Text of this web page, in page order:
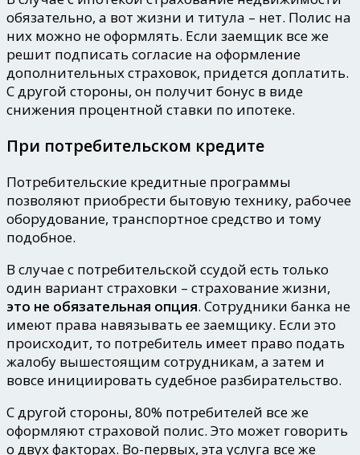
обязательно, а вот жизни и титула – нет. Полис на
них можно не оформлять. Если заемщик все же
решит подписать согласие на оформление
дополнительных страховок, придется доплатить.
С другой стороны, он получит бонус в виде
снижения процентной ставки по ипотеке.
При потребительском кредите
Потребительские кредитные программы
позволяют приобрести бытовую технику, рабочее
оборудование, транспортное средство и тому
подобное.
В случае с потребительской ссудой есть только
один вариант страховки – страхование жизни,
это не обязательная опция. Сотрудники банка не
имеют права навязывать ее заемщику. Если это
происходит, то потребитель имеет право подать
жалобу вышестоящим сотрудникам, а затем и
вовсе инициировать судебное разбирательство.
С другой стороны, 80% потребителей все же
оформляют страховой полис. Это может говорить
о двух факторах. Во-первых, эта услуга все же